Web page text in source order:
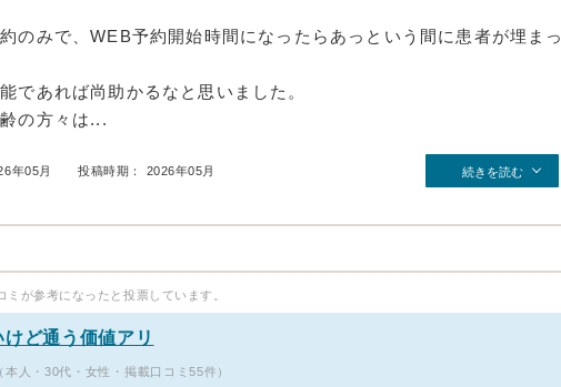
のみで、WEB予約開始時間になったらあっという間に患者が埋まっ
であれば尚助かるなと思いました。
の方々は...
年05月 投稿時期： 2026年05月 続きを読む
ミが参考になったと投票しています。
ど通う価値アリ
本人・30代・女性・掲載口コミ55件）